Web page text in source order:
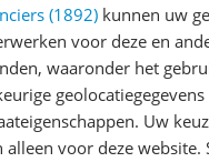
(1892) kunnen uw
voor deze en
waaronder het
geolocatiegegevens
Uw
alleen voor deze website.